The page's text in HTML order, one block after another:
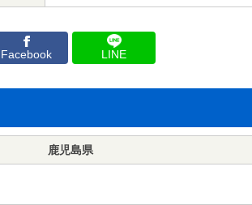
Facebook LINE
鹿児島県